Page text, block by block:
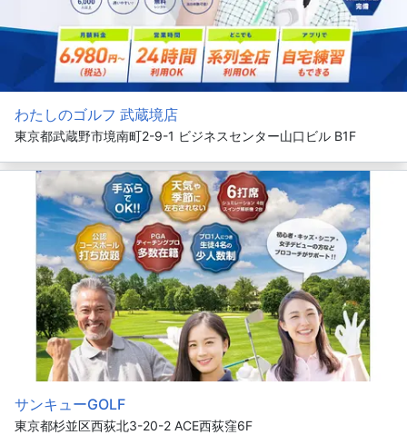
わたしのゴルフ 武蔵境店
東京都武蔵野市境南町2-9-1 ビジネスセンター山口ビル B1F
サンキューGOLF
東京都杉並区西荻北3-20-2 ACE西荻窪6F